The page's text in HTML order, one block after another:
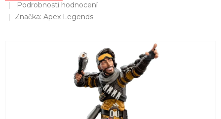
Průměrné
hodnocení
Podrobnosti hodnocení
Značka: Apex Legends